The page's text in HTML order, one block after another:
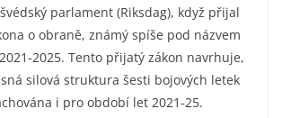
parlament (Riksdag), když přijal
o obraně, známý spíše pod názvem
2025. Tento přijatý zákon navrhuje,
silová struktura šesti bojových letek
i pro období let 2021-25.